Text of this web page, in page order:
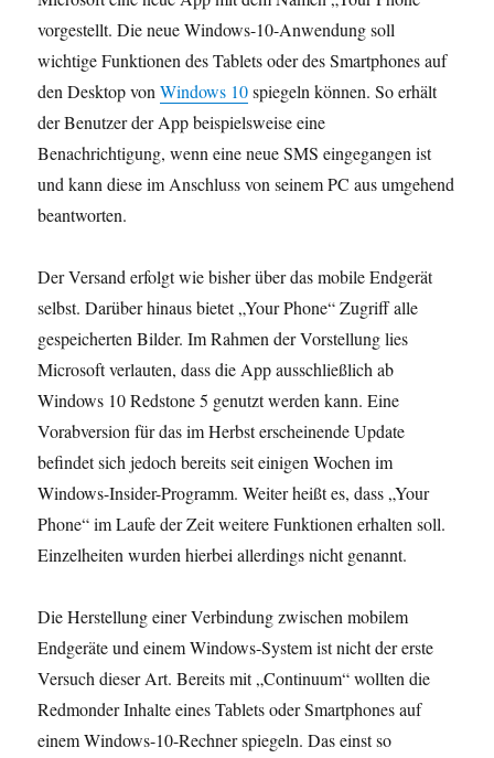
vorgestellt. Die neue Windows-10-Anwendung soll
wichtige Funktionen des Tablets oder des Smartphones auf
den Desktop vonWindows 10spiegeln können. So erhält
der Benutzer der App beispielsweise eine
Benachrichtigung, wenn eine neue SMS eingegangen ist
und kann diese im Anschluss von seinem PC aus umgehend
beantworten.
Der Versand erfolgt wie bisher über das mobile Endgerät
selbst. Darüber hinaus bietet „Your Phone“ Zugriff alle
gespeicherten Bilder. Im Rahmen der Vorstellung lies
Microsoft verlauten, dass die App ausschließlich ab
Windows 10 Redstone 5 genutzt werden kann. Eine
Vorabversion für das im Herbst erscheinende Update
befindet sich jedoch bereits seit einigen Wochen im
Windows-Insider-Programm. Weiter heißt es, dass „Your
Phone“ im Laufe der Zeit weitere Funktionen erhalten soll.
Einzelheiten wurden hierbei allerdings nicht genannt.
Die Herstellung einer Verbindung zwischen mobilem
Endgeräte und einem Windows-System ist nicht der erste
Versuch dieser Art. Bereits mit „Continuum“ wollten die
Redmonder Inhalte eines Tablets oder Smartphones auf
einem Windows-10-Rechner spiegeln. Das einst so